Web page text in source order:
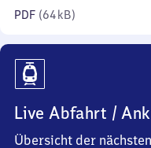
PDF (64 kB)
Live Abfahrt /
Übersicht der